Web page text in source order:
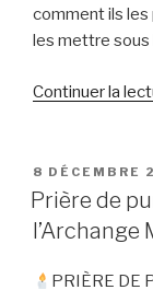
comment ils
les mettre sous
Continuer la
PUBLIÉ
LE
8 DÉCEMBRE
Prière de
l’Archange
PRIÈRE DE